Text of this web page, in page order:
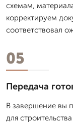
схемам,
корректируем
соответствовал
05
Передача
В завершение вы
для